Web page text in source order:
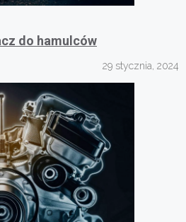
do hamulców
29 stycznia, 2024